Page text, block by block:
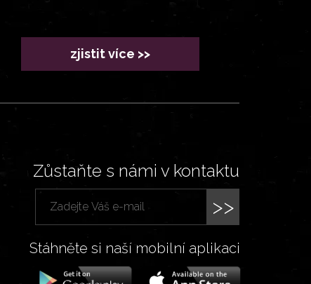
zjistit více >>
Zůstaňte s námi v kontaktu
>>
Stáhněte si naší mobilní aplikaci